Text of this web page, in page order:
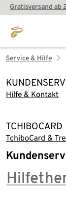
Gratisversand ab
Service & Hilfe
Hilfe & Kontakt
TCHIBOCARD
TchiboCard &